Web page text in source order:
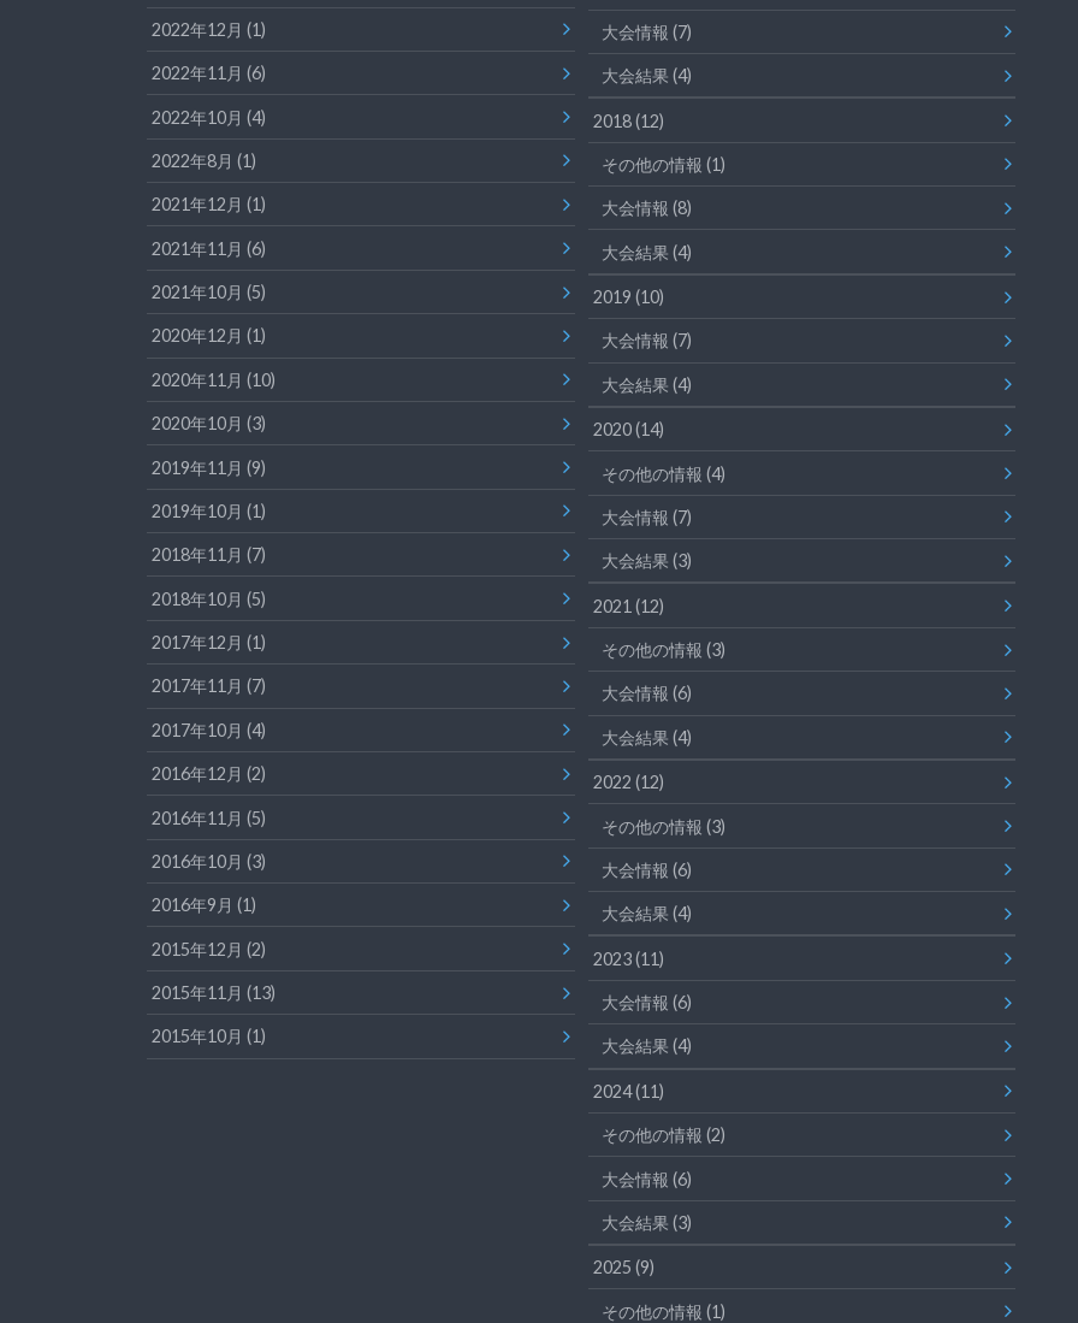
2022年12月 (1)
2022年11月 (6)
2022年10月 (4)
2022年8月 (1)
2021年12月 (1)
2021年11月 (6)
2021年10月 (5)
2020年12月 (1)
2020年11月 (10)
2020年10月 (3)
2019年11月 (9)
2019年10月 (1)
2018年11月 (7)
2018年10月 (5)
2017年12月 (1)
2017年11月 (7)
2017年10月 (4)
2016年12月 (2)
2016年11月 (5)
2016年10月 (3)
2016年9月 (1)
2015年12月 (2)
2015年11月 (13)
2015年10月 (1)
大会情報(7)
大会結果(4)
2018(12)
その他の情報(1)
大会情報(8)
大会結果(4)
2019 (10)
大会情報(7)
大会結果(4)
2020(14)
その他の情報(4)
大会情報(7)
大会結果(3)
2021 (12)
その他の情報(3)
大会情報(6)
大会結果(4)
2022 (12)
その他の情報(3)
大会情報(6)
大会結果(4)
2023(11)
大会情報(6)
大会結果(4)
2024(11)
その他の情報(2)
大会情報(6)
大会結果(3)
2025 (9)
その他の情報(1)